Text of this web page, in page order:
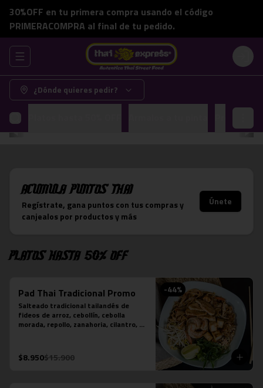
30%OFF en tu primera compra usando el código
PRIMERACOMPRA al final de tu pedido.
Abrir menu de navegación Login
¿Dónde quieres pedir?
AcumulaPuntos Thai
Regístrate, gana puntos con tus compras y
canjealos por productos y más
Únete
Platos hasta 50% OFF
-44%
Pad Thai Tradicional Promo
Salteado tradicional tailandés de
fideos de arroz, cebollín, cebolla
morada, repollo, zanahoria, cilantro,
unidades), tofu y pollo.
$8.950$15.900